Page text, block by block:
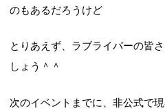
のもあるだろうけど
とりあえず、ラブライバーの皆
しょう＾＾
次のイベントまでに、非公式で